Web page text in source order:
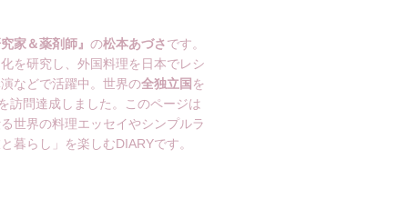
家＆薬剤師』 の松本あづさです。
を研究し、外国料理を日本でレシ
などで活躍中。世界の全独立国 を
を訪問達成しました。このページは
世界の料理エッセイやシンプルラ
暮らし」を楽しむDIARYです。